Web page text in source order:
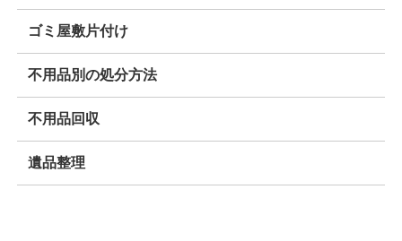
ゴミ屋敷片付け
不用品別の処分方法
不用品回収
遺品整理